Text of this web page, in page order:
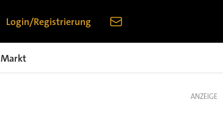
Login/Registrierung
Markt
ANZEIGE